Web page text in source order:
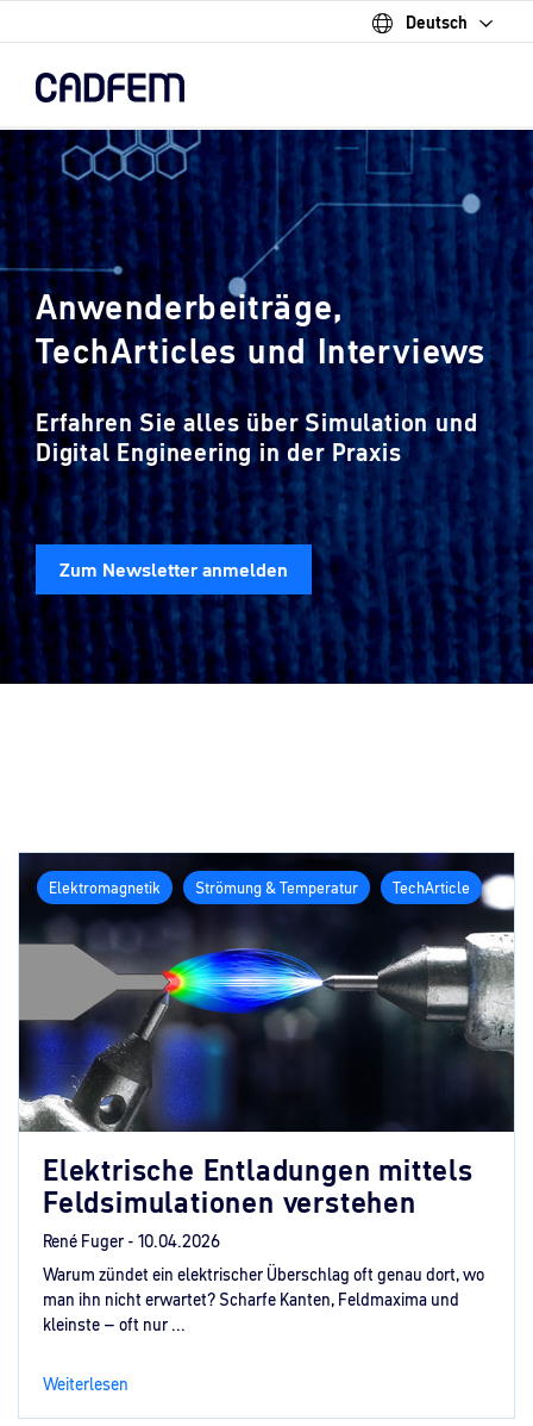
Deutsch
content.
Anwenderbeiträge,
TechArticles und Interviews
Erfahren Sie alles über Simulation und
Digital Engineering in der Praxis
Zum Newsletter anmelden
Elektromagnetik Strömung & Temperatur TechArticle
Elektrische Entladungen mittels
Feldsimulationen verstehen
René Fuger - 10.04.2026
Warum zündet ein elektrischer Überschlag oft genau dort, wo
man ihn nicht erwartet? Scharfe Kanten, Feldmaxima und
kleinste – oft nur ...
Weiterlesen